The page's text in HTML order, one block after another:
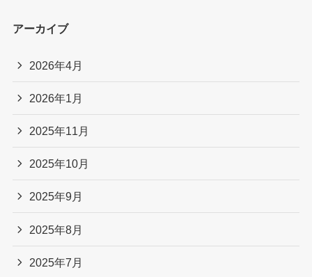
アーカイブ
2026年4月
2026年1月
2025年11月
2025年10月
2025年9月
2025年8月
2025年7月